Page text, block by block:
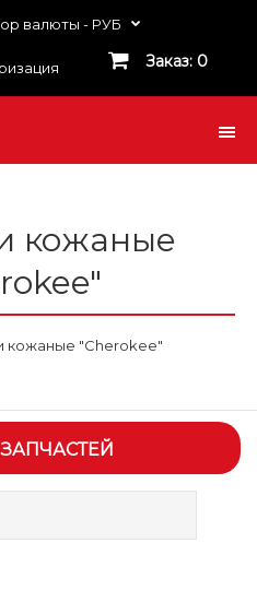
валюты - РУБ
Заказ: 0
кожаные
кожаные "Cherokee"